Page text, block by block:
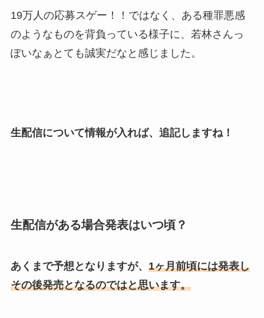
19万人の応募スゲー！！ではなく、ある種罪悪感
のようなものを背負っている様子に、若林さんっ
ぽいなぁとても誠実だなと感じました。
生配信について情報が入れば、追記しますね！
生配信がある場合発表はいつ頃？
あくまで予想となりますが、 1ヶ月前頃には発表し
その後発売となるのではと思います。